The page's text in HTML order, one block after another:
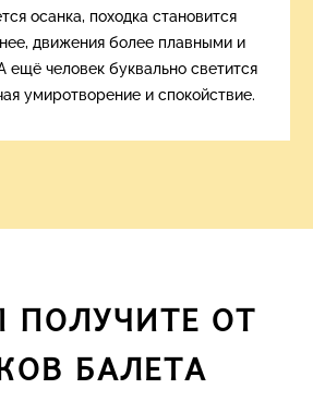
осанка, походка становится
движения более плавными и
ещё человек буквально светится
умиротворение и спокойствие.
ПОЛУЧИТЕ ОТ
БАЛЕТА